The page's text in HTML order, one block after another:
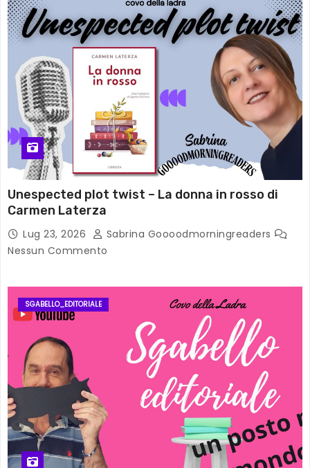
Unespected plot twist – La donna in rosso di
Carmen Laterza
Lug 23, 2026
Sabrina Goooodmorningreaders
Nessun Commento
SGABELLO_EDITORIALE